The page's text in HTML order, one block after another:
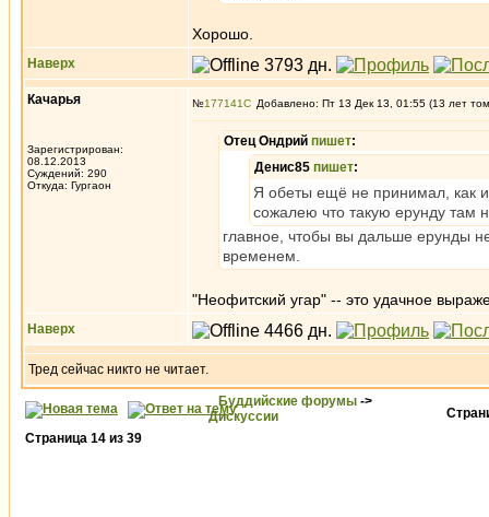
Хорошо.
Наверх
Качарья
Зарегистрирован:
08.12.2013
Суждений: 290
Откуда: Гургаон
№177141 Добавлено: Пт 13 Дек 13, 01:55 (13 лет
Отец Ондрий пишет:
Денис85 пишет:
Я обеты ещё не принимал, как
сожалею что такую ерунду там
главное, чтобы вы дальше ерунды
временем.
"Неофитский угар" -- это удачное
Наверх
Тред сейчас никто не читает.
Буддийские форумы ->
Дискуссии
Страница 14 из 39